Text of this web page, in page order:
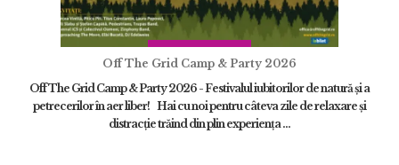
Off The Grid Camp & Party 2026
Off The Grid Camp & Party 2026 - Festivalul iubitorilor de natură și a
petrecerilor în aer liber! Hai cu noi pentru câteva zile de relaxare și
distracție trăind din plin experiența ...